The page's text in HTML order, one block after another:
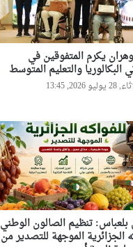
يشدد على تسريع
مشروع تهيئة محور
يكرم المتفوقين في
البكالوريا والتعليم المتوسط
2026, 13:45
تنظيم الصالون الوطني
الجزائرية الموجهة للتصدير من